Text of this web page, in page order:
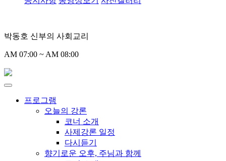
박동호 신부의 사회교리
AM 07:00 ~ AM 08:00
프로그램
오늘의 강론
코너 소개
사제강론 일정
다시듣기
향기로운 오후, 주님과 함께